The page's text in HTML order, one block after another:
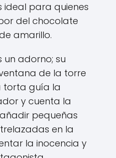
ideal para quienes
del chocolate
amarillo.
un adorno; su
de la torre
torta guía la
y cuenta la
pequeñas
en la
la inocencia y